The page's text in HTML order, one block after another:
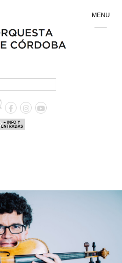
+ INFO Y
ENTRADAS
MENU